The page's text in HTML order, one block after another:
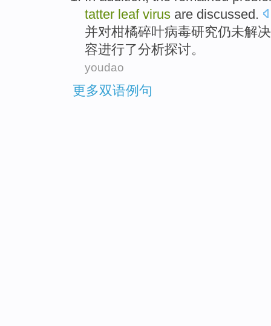
tatter leaf virus are discussed.
并对柑橘碎叶病毒研究仍未解
容进行了分析探讨。
youdao
更多双语例句